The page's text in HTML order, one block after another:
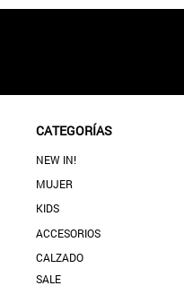
CATEGORÍAS
NEW IN!
MUJER
KIDS
ACCESORIOS
CALZADO
SALE